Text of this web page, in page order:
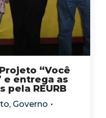
“Você
e entrega as
REURB
, Governo